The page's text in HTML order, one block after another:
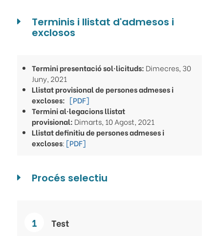
Terminis i llistat d'admesos i
exclosos
Termini presentació sol·licituds: Dimecres, 30
Juny, 2021
Llistat provisional de persones admeses i
excloses: [PDF]
Termini al·legacions llistat
provisional: Dimarts, 10 Agost, 2021
Llistat definitiu de persones admeses i
excloses: [PDF]
Procés selectiu
Test